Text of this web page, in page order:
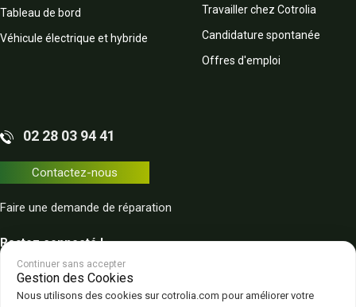
Tableau de bord
Véhicule électrique et hybride
Travailler chez Cotrolia
Candidature spontanée
Offres d'emploi
02 28 03 94 41
Contactez-nous
Faire une demande de réparation
Restez connecté !
Continuer sans accepter
Gestion des Cookies
Nous utilisons des cookies sur cotrolia.com pour améliorer votre